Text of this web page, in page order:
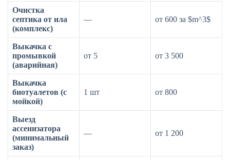
Очистка
септика от ила
(комплекс)
— от 600 за $m^3$
Выкачка с
промывкой
(аварийная)
от 5 от 3 500
Выкачка
биотуалетов (с
мойкой)
1 шт от 800
Выезд
ассенизатора
(минимальный
заказ)
— от 1 200